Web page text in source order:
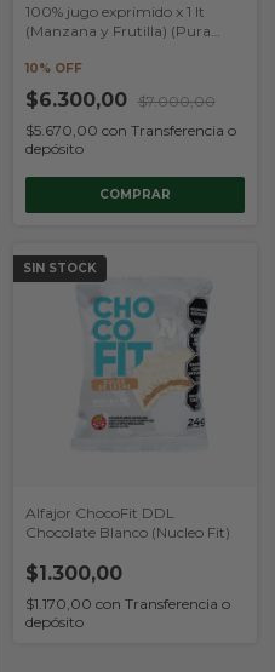
100% jugo exprimido x 1 lt
(Manzana y Frutilla) (Pura
10% OFF
$6.300,00 $7.000,00
$5.670,00 con Transferencia o
depósito
SIN STOCK
Alfajor ChocoFit DDL
Chocolate Blanco (Nucleo Fit)
$1.300,00
$1.170,00 con Transferencia o
depósito